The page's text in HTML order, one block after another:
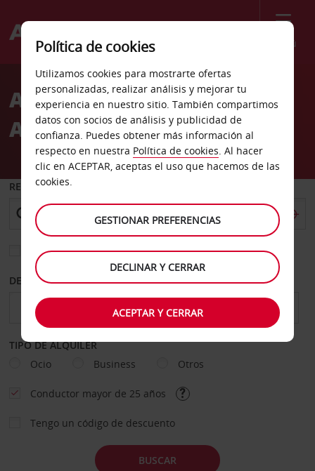
Menú
Welcome
AvisAlquiler de coches
Aeropuerto de Tonga
RECOGER EN
Elegir otra oficina de devolución
DESDE HASTA
TIPO DE ALQUILER
Ocio
Business Otros
Conductor mayor de 25 años
Tengo un código de descuento
BUSCAR
Política de cookies
Utilizamos cookies para mostrarte ofertas
personalizadas, realizar análisis y mejorar tu
experiencia en nuestro sitio. También compartimos
datos con socios de análisis y publicidad de
confianza. Puedes obtener más información al
respecto en nuestra Política de cookies. Al hacer
clic en ACEPTAR, aceptas el uso que hacemos de las
cookies.
GESTIONAR PREFERENCIAS
DECLINAR Y CERRAR
ACEPTAR Y CERRAR